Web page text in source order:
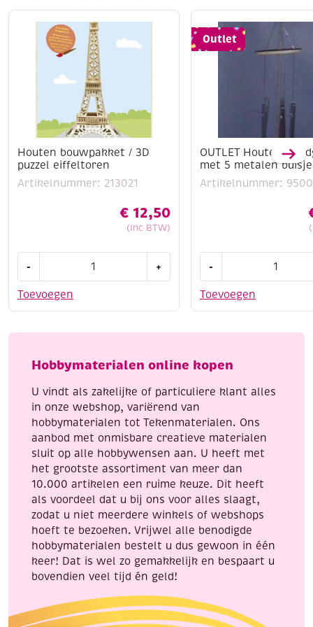
Stimuleert creativiteit en motoriek
Leuk als cadeautje
Houten bouwpakket / 3D
puzzel eiffeltoren
Artikelnummer: 213021
€ 12,50
(Inc BTW)
Toevoegen
-
/
eiffeltoren
+
Outlet
OUTLET Houten
met 5 metalen
Artikelnummer:
Toevoegen
-
windgong
metalen
55
aantal
Hobbymaterialen online kopen
U vindt als zakelijke of particuliere klant alles
in onze webshop, variërend van
hobbymaterialen tot Tekenmaterialen. Ons
aanbod met onmisbare creatieve materialen
sluit op alle hobbywensen aan. U heeft met
het grootste assortiment van meer dan
10.000 artikelen een ruime keuze. Dit heeft
als voordeel dat u bij ons voor alles slaagt,
zodat u niet meerdere winkels of webshops
hoeft te bezoeken. Vrijwel alle benodigde
hobbymaterialen bestelt u dus gewoon in één
keer! Dat is wel zo gemakkelijk en bespaart u
bovendien veel tijd én geld!